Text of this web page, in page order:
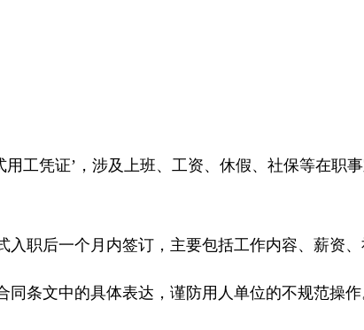
工凭证’，涉及上班、工资、 休假、社保等在职
职后一个月内签订，主要包括工作内容、薪资、
条文中的具体表达，谨防用人单位的不规范操作